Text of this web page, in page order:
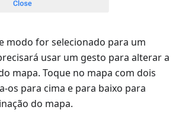
modo for selecionado para um
usar um gesto para alterar a
mapa. Toque no mapa com dois
os para cima e para baixo para
do mapa.